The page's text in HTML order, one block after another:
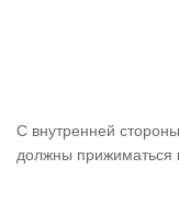
С внутренней
должны прижиматься